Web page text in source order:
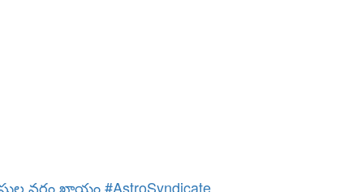
ఖాయం #AstroSyndicate